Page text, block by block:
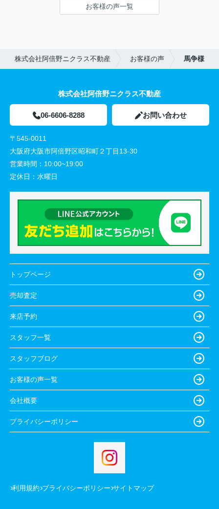
お客様の声一覧
株式会社阿倍野ニクラス不動産 お客様の声 馬争様
株式会社阿倍野ニクラス不動産
06-6606-8288 お問い合わせ
〒545-0011
大阪府大阪市阿倍野区昭和町２丁目13-30
営業時間： 10:00~19:00
定休日： 水曜日
トップページ
売却査定
来店予約
スタッフ一覧
スタッフブログ
お客様の声一覧
会社概要
プライバシーポリシー
利用規約 プライバシーポリシー サイトマップ